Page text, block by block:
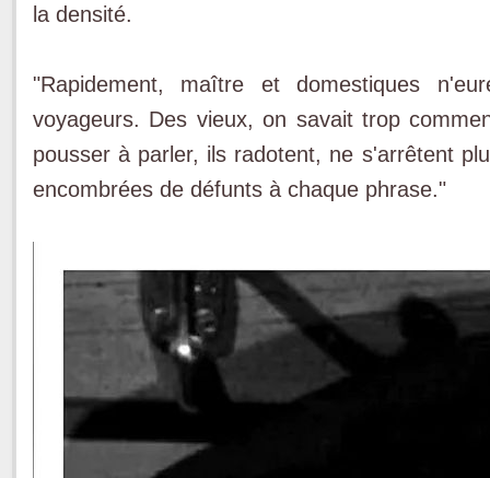
la densité.
"Rapidement, maître et domestiques
voyageurs. Des vieux, on savait trop
pousser à parler, ils radotent, ne s'arrêtent
encombrées de défunts à chaque phrase."